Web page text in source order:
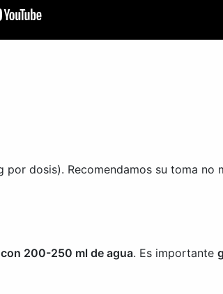
dosis). Recomendamos su toma
200-250 ml de agua. Es importante